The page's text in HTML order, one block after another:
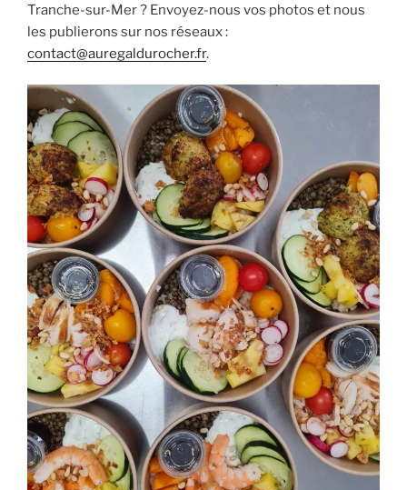
Tranche-sur-Mer ? Envoyez-nous vos photos et nous
les publierons sur nos réseaux :
contact@auregaldurocher.fr.